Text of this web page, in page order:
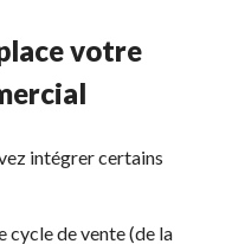
votre
intégrer certains
cycle de vente (de la